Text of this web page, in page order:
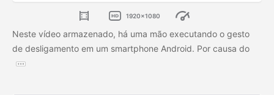
1920x1080
Neste vídeo armazenado, há uma mão executando o gesto
de desligamento em um smartphone Android. Por causa do